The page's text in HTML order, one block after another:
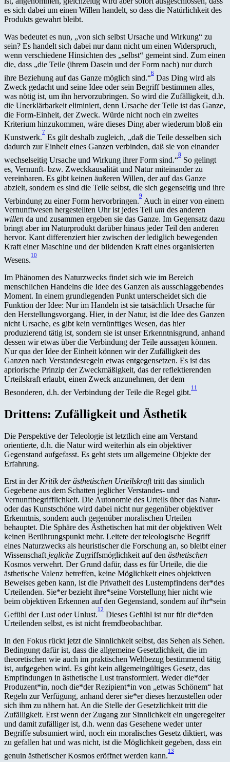
es sich dabei um einen Willen handelt, so dass die Natürlichkeit des
Produkts gewahrt bleibt.
Was bedeutet es nun, „von sich selbst Ursache und Wirkung“ zu
sein? Es handelt sich dabei nur dann nicht um einen Widerspruch,
wenn verschiedene Hinsichten des „selbst“ gemeint sind. Zum einen
die, dass „die Teile (ihrem Dasein und der Form nach) nur durch
ihre Beziehung auf das Ganze möglich sind.“
6
Das Ding wird als
Zweck gedacht und seine Idee oder sein Begriff bestimmen alles,
was nötig ist, um ihn hervorzubringen. So wird die Zufälligkeit, d.h.
die Unerklärbarkeit eliminiert, denn Ursache der Teile ist das Ganze,
die Form-Einheit, der Zweck. Würde nicht noch ein zweites
Kriterium hinzukommen, wäre dieses Ding aber wiederum bloß ein
Kunstwerk.
7
Es gilt deshalb zugleich, „daß die Teile desselben sich
dadurch zur Einheit eines Ganzen verbinden, daß sie von einander
wechselseitig Ursache und Wirkung ihrer Form sind.“
8
So gelingt
es, Vernunft- bzw. Zweckkausalität und Natur miteinander zu
vereinbaren. Es gibt keinen äußeren Willen, der auf das Ganze
abzielt, sondern es sind die Teile selbst, die sich gegenseitig und ihre
Verbindung zu einer Form hervorbringen.
9
Auch in einer von einem
Vernunftwesen hergestellten Uhr ist jedes Teil um des anderen
willen da und zusammen ergeben sie das Ganze. Im Gegensatz dazu
bringt aber im Naturprodukt darüber hinaus jeder Teil den anderen
hervor. Kant differenziert hier zwischen der lediglich bewegenden
Kraft einer Maschine und der bildenden Kraft eines organisierten
Wesens.
10
Im Phänomen des Naturzwecks findet sich wie im Bereich
menschlichen Handelns die Idee des Ganzen als ausschlaggebendes
Moment. In einem grundlegenden Punkt unterscheidet sich die
Funktion der Idee: Nur im Handeln ist sie tatsächlich Ursache für
den Herstellungsvorgang. Hier, in der Natur, ist die Idee des Ganzen
nicht Ursache, es gibt kein vernünftiges Wesen, das hier
produzierend tätig ist, sondern sie ist unser Erkenntnisgrund, anhand
dessen wir etwas über die Verbindung der Teile aussagen können.
Nur qua der Idee der Einheit können wir der Zufälligkeit des
Ganzen nach Verstandesregeln etwas entgegensetzen. Es ist das
apriorische Prinzip der Zweckmäßigkeit, das der reflektierenden
Urteilskraft erlaubt, einen Zweck anzunehmen, der dem
Besonderen, d.h. der Verbindung der Teile die Regel gibt.
11
Drittens: Zufälligkeit und Ästhetik
Die Perspektive der Teleologie ist letztlich eine am Verstand
orientierte, d.h. die Natur wird weiterhin als ein objektiver
Gegenstand aufgefasst. Es geht stets um allgemeine Objekte der
Erfahrung.
Erst in der Kritik der ästhetischen Urteilskrafttritt das sinnlich
Gegebene aus dem Schatten jeglicher Verstandes- und
Vernunftbegrifflichkeit. Die Autonomie des Urteils über das Natur-
oder das Kunstschöne wird dabei nicht nur gegenüber objektiver
Erkenntnis, sondern auch gegenüber moralischen Urteilen
behauptet. Die Sphäre des Ästhetischen hat mit der objektiven Welt
keinen Berührungspunkt mehr. Leitete der teleologische Begriff
eines Naturzwecks als heuristischer die Forschung an, so bleibt einer
Wissenschaft jegliche Zugriffsmöglichkeit auf den ästhetischen
Kosmos verwehrt. Der Grund dafür, dass es für Urteile, die die
ästhetische Valenz betreffen, keine Möglichkeit eines objektiven
Beweises geben kann, ist die Privatheit des Lustempfindens der*des
Urteilenden. Sie*er bezieht ihre*seine Vorstellung hier nicht wie
beim objektiven Erkennen auf den Gegenstand, sondern auf ihr*sein
Gefühl der Lust oder Unlust.
12
Dieses Gefühl ist nur für die*den
Urteilenden selbst, es ist nicht fremdbeobachtbar.
In den Fokus rückt jetzt die Sinnlichkeit selbst, das Sehen als Sehen.
Bedingung dafür ist, dass die allgemeine Gesetzlichkeit, die im
theoretischen wie auch im praktischen Weltbezug bestimmend tätig
ist, aufgegeben wird. Es gibt kein allgemeingültiges Gesetz, das
Empfindungen in ästhetische Lust transformiert. Weder die*der
Produzent*in, noch die*der Rezipient*in von „etwas Schönem“ hat
Regeln zur Verfügung, anhand derer sie*er dieses herzustellen oder
sich ihm zu nähern hat. An die Stelle der Gesetzlichkeit tritt die
Zufälligkeit. Erst wenn der Zugang zur Sinnlichkeit ein ungeregelter
und damit zufälliger ist, d.h. wenn das Gesehene weder unter
Begriffe subsumiert wird, noch ein moralisches Gesetz diktiert, was
zu gefallen hat und was nicht, ist die Möglichkeit gegeben, dass ein
genuin ästhetischer Kosmos eröffnet werden kann.
13